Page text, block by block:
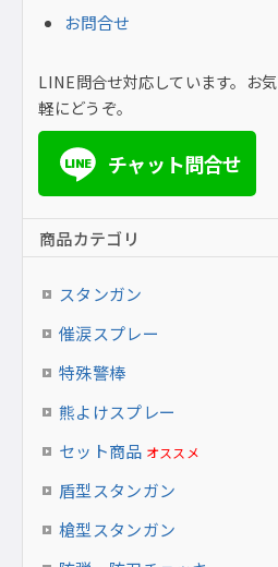
お問合せ
LINE問合せ対応しています。お気
軽にどうぞ。
LINE チャット問合せ
商品カテゴリ
スタンガン
催涙スプレー
特殊警棒
熊よけスプレー
セット商品 オススメ
盾型スタンガン
槍型スタンガン